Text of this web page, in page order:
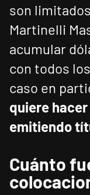
son
Martinelli
acumular
con todos
caso en
quiere
emitiendo
Cuánto